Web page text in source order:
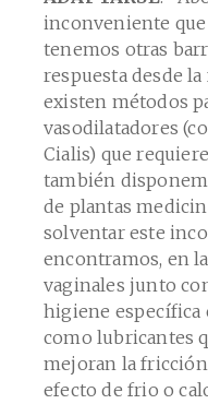
inconveniente que
tenemos otras
respuesta desde
existen métodos
vasodilatadores
Cialis) que
también
de plantas
solventar este
encontramos, en
vaginales junto
higiene específica
como lubricantes
mejoran la
efecto de frio o